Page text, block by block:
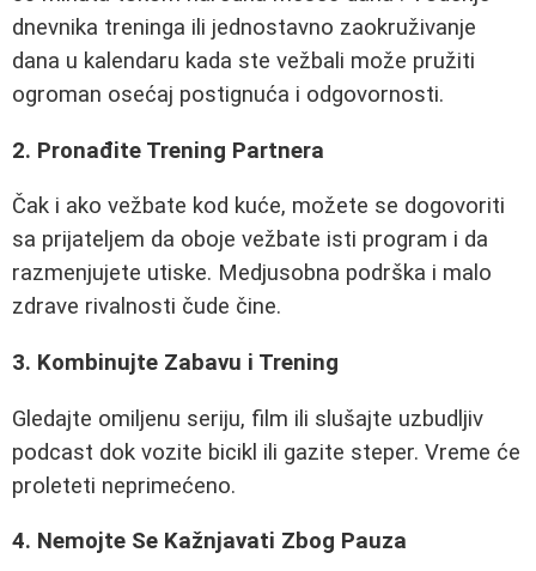
dnevnika treninga ili jednostavno zaokruživanje
dana u kalendaru kada ste vežbali može pružiti
ogroman osećaj postignuća i odgovornosti.
2. Pronađite Trening Partnera
Čak i ako vežbate kod kuće, možete se dogovoriti
sa prijateljem da oboje vežbate isti program i da
razmenjujete utiske. Medjusobna podrška i malo
zdrave rivalnosti čude čine.
3. Kombinujte Zabavu i Trening
Gledajte omiljenu seriju, film ili slušajte uzbudljiv
podcast dok vozite bicikl ili gazite steper. Vreme će
proleteti neprimećeno.
4. Nemojte Se Kažnjavati Zbog Pauza